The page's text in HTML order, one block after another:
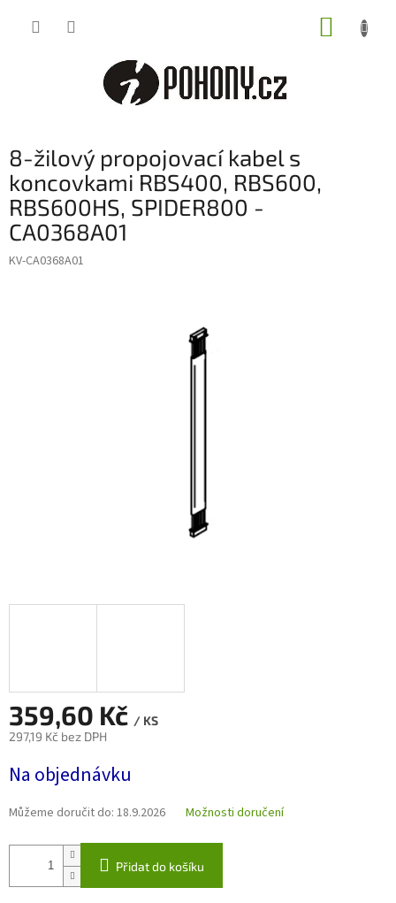
8-žilový propojovací kabel s
koncovkami RBS400, RBS600,
RBS600HS, SPIDER800 -
CA0368A01
KV-CA0368A01
359,60 Kč / KS
297,19 Kč bez DPH
cena:
Na objednávku
Můžeme doručit do: 18.9.2026 Možnosti doručení
Přidat do košíku